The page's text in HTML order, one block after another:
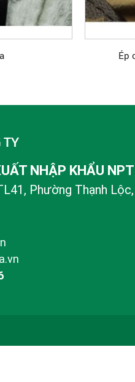
Ép
TY
NHẬP KHẨU NPT
Phường Thạnh Lộc,